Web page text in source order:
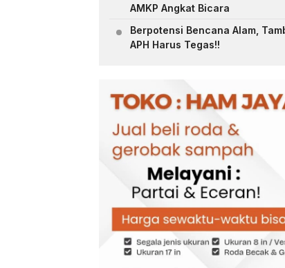
AMKP Angkat Bicara
Berpotensi Bencana Alam,
APH Harus Tegas!!